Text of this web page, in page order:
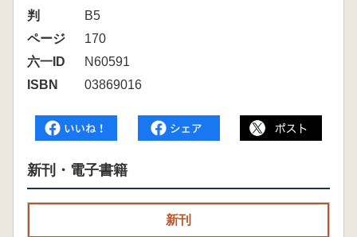
判
B5
ページ
170
六一ID
N60591
ISBN
03869016
新刊・電子書籍
新刊